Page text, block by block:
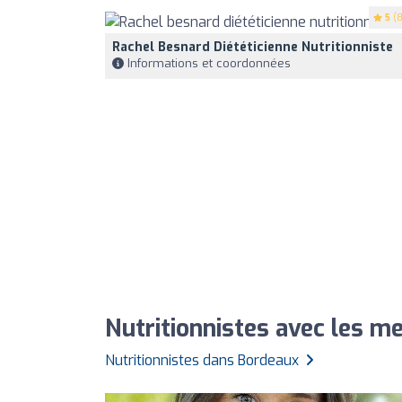
5
Rachel Besnard Diététicienne Nutritionniste
Informations et coordonnées
Nutritionnistes avec les
Nutritionnistes dans Bordeaux